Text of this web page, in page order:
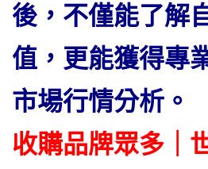
後，不僅能了解
值，更能獲得專
市場行情分析。
收購品牌眾多｜